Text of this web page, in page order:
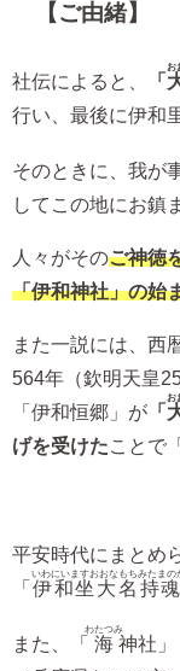
【ご由緒】
社伝によると、 「
お
行い、最後に伊和
そのときに、我が
してこの地にお鎮
人々がそのご神徳
「伊和神社」の始
また一説には、西
564年（欽明天皇
「伊和恒郷」が 「
お
げを受けたことで
平安時代にまとめ
「 伊和坐大名持
いわにいますおおなもちみたまの
また、「 海
わたつみ
神社」